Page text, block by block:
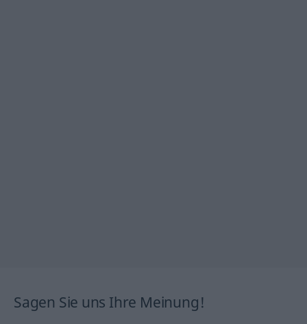
Sagen Sie uns Ihre Meinung!